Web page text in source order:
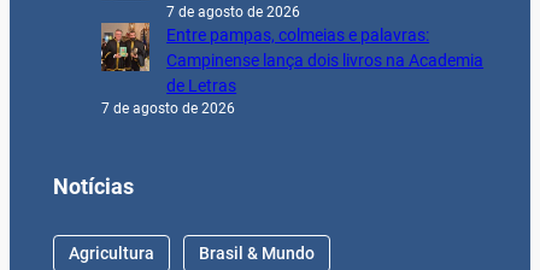
7 de agosto de 2026
Entre pampas, colmeias e palavras:
Campinense lança dois livros na Academia
de Letras
7 de agosto de 2026
Notícias
Agricultura Brasil & Mundo